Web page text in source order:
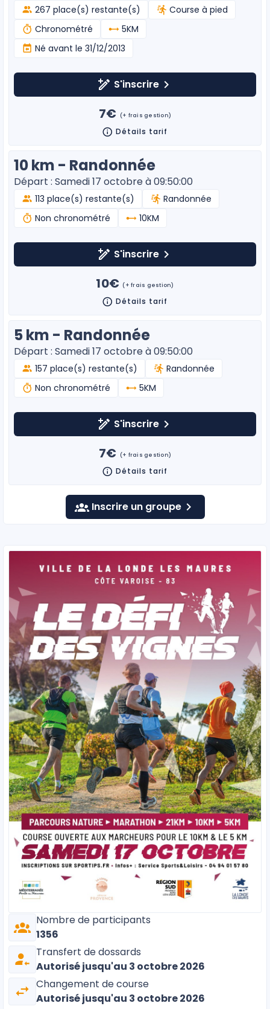
Nombre de participants
1356
Transfert de dossards
Autoriséjusqu'au 3 octobre 2026
Changement de course
Autoriséjusqu'au 3 octobre 2026
267 place(s) restante(s)
Course à pied
Chronométré
5KM
Né avant le 31/12/2013
S'inscrire
7€ (+ frais gestion)
Détails tarif
10 km - Randonnée
Départ : Samedi 17 octobre à 09:50:00
113 place(s) restante(s)
Randonnée
Non chronométré
10KM
S'inscrire
10€ (+ frais gestion)
Détails tarif
5 km - Randonnée
Départ : Samedi 17 octobre à 09:50:00
157 place(s) restante(s)
Randonnée
Non chronométré
5KM
S'inscrire
7€ (+ frais gestion)
Détails tarif
Inscrire un groupe